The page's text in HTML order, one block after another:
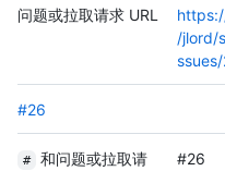
问题或拉取请求 URL
/jlord/
#26
#
和问题或拉取请
#26